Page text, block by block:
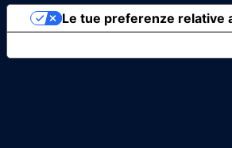
Le tue preferenze relative